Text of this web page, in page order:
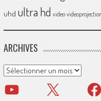
uhd ultra hd video videoprojection
ARCHIVES
Archives
YouTube X